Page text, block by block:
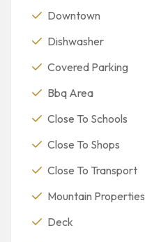
Downtown
Dishwasher
Covered Parking
Bbq Area
Close To Schools
Close To Shops
Close To Transport
Mountain Properties
Deck